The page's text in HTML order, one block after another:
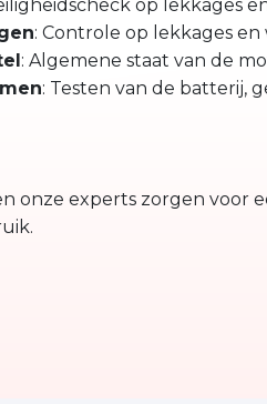
op lekkages
: Controle op lekkages
: Algemene staat van de
: Testen van de batterij,
onze experts zorgen voor